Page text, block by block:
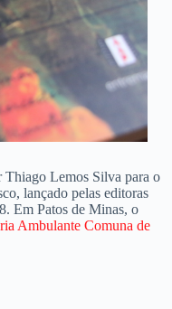
Thiago Lemos Silva para o
lançado pelas editoras
Em Patos de Minas, o
Ambulante Comuna de